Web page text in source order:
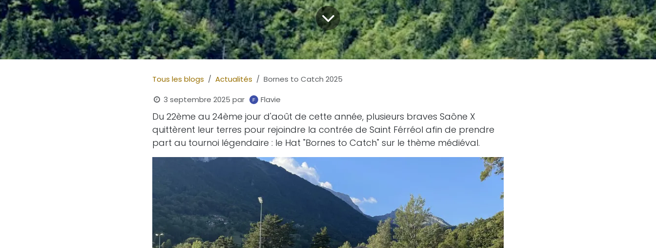
Tous les blogs Actualités
Bornes to Catch 2025
3 septembre 2025 par Flavie
Du 22ème au 24ème jour d'août de cette année, plusieurs braves Saône X
quittèrent leur terres pour rejoindre la contrée de Saint Férréol afin de prendre
part au tournoi légendaire : le Hat "Bornes to Catch" sur le thème médiéval.